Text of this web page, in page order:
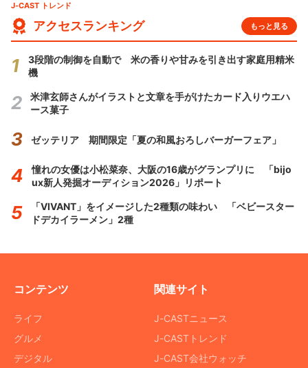
J-CAST トレンド
アクセスランキング もっと見る
3段階の制御を自動で 米の香りや甘みを引き出す家庭用精米
機
米津玄師さんがイラストと文章を手がけたカード入りウエハ
ース菓子
ゼッテリア 期間限定「夏の和風おろしバーガーフェア」
憧れの女優は小松菜奈、大阪の16歳がグランプリに 「bijo
ux新人発掘オーディション2026」リポート
「VIVANT」をイメージした2種類の味わい 「ベビースター
ドデカイラーメン」2種
コンテンツ
ライフ
グルメ
デジタル
関連サイト
J-CASTニュース
J-CASTトレンド
J-CAST会社ウォッチ